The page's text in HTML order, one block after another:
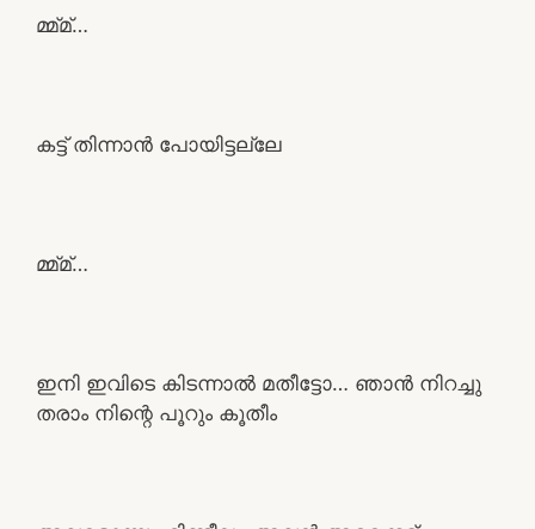
മ്മ്മ്…
കട്ട് തിന്നാൻ പോയിട്ടല്ലേ
മ്മ്മ്…
ഇനി ഇവിടെ കിടന്നാൽ മതീട്ടോ… ഞാൻ നിറച്ചു
തരാം നിന്റെ പൂറും കൂതീം